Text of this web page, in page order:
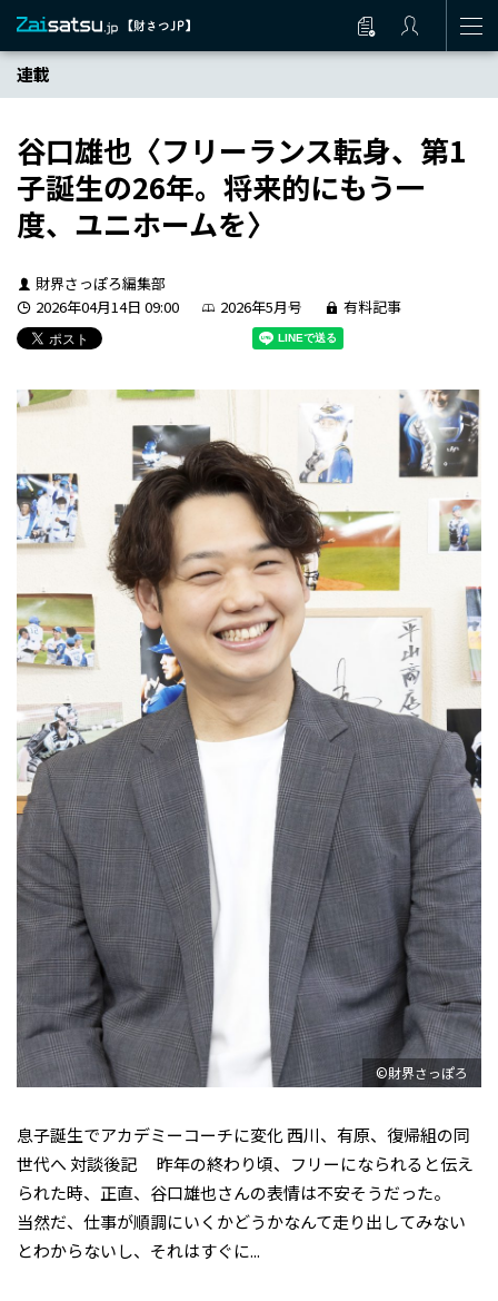
連載
谷口雄也〈フリーランス転身、第1
子誕生の26年。将来的にもう一
度、ユニホームを〉
財界さっぽろ編集部
2026年04月14日 09:00
2026年5月号 有料記事
©財界さっぽろ
息子誕生でアカデミーコーチに変化 西川、有原、復帰組の同
世代へ 対談後記 昨年の終わり頃、フリーになられると伝え
られた時、正直、谷口雄也さんの表情は不安そうだった。
当然だ、仕事が順調にいくかどうかなんて走り出してみない
とわからないし、それはすぐに...